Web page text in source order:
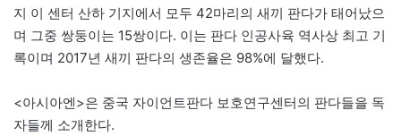
지 이 센터 산하 기지에서 모두 42마리의 새끼 판다가 태어났으
며 그중 쌍둥이는 15쌍이다. 이는 판다 인공사육 역사상 최고 기
록이며 2017년 새끼 판다의 생존율은 98%에 달했다.
<아시아엔>은 중국 자이언트판다 보호연구센터의 판다들을 독
자들께 소개한다.